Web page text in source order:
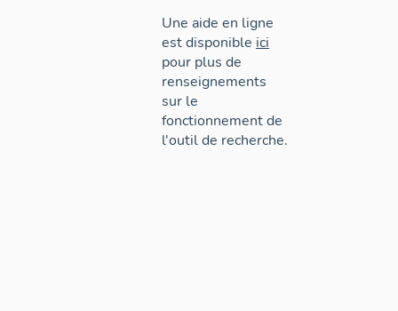
Une aide en ligne
est disponible ici
pour plus de
renseignements
sur le
fonctionnement de
l'outil de recherche.